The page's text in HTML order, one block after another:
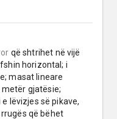
që shtrihet në vijë
horizontal; i
masat lineare
gjatësie;
lëvizjes së pikave,
që bëhet